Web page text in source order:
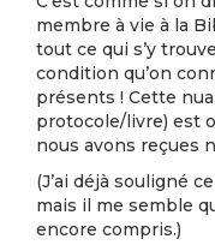
membre à vie à la
tout ce qui s’y
condition qu’on
présents ! Cette
protocole/livre) est
nous avons reçues
(J’ai déjà souligné
mais il me semble
encore compris.)